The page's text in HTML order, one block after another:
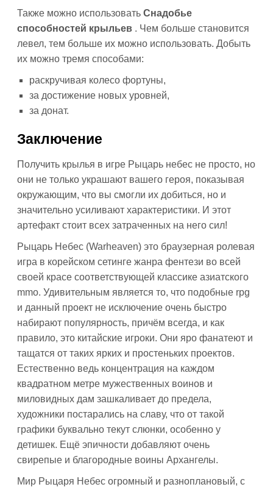
Также можно использовать Снадобье
способностей крыльев . Чем больше становится
левел, тем больше их можно использовать. Добыть
их можно тремя способами:
раскручивая колесо фортуны,
за достижение новых уровней,
за донат.
Заключение
Получить крылья в игре Рыцарь небес не просто, но
они не только украшают вашего героя, показывая
окружающим, что вы смогли их добиться, но и
значительно усиливают характеристики. И этот
артефакт стоит всех затраченных на него сил!
Рыцарь Небес (Warheaven) это браузерная ролевая
игра в корейском сетинге жанра фентези во всей
своей красе соответствующей классике азиатского
mmo. Удивительным является то, что подобные rpg
и данный проект не исключение очень быстро
набирают популярность, причём всегда, и как
правило, это китайские игроки. Они яро фанатеют и
тащатся от таких ярких и простеньких проектов.
Естественно ведь концентрация на каждом
квадратном метре мужественных воинов и
миловидных дам зашкаливает до предела,
художники постарались на славу, что от такой
графики буквально текут слюнки, особенно у
детишек. Ещё эпичности добавляют очень
свирепые и благородные воины Архангелы.
Мир Рыцаря Небес огромный и разноплановый, с